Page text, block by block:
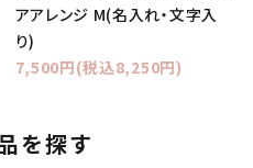
アアレンジ M(名入れ・文字入
り)
7,500円(税込8,250円)
を探す